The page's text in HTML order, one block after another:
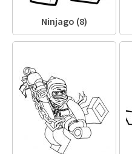
Ninjago (8)